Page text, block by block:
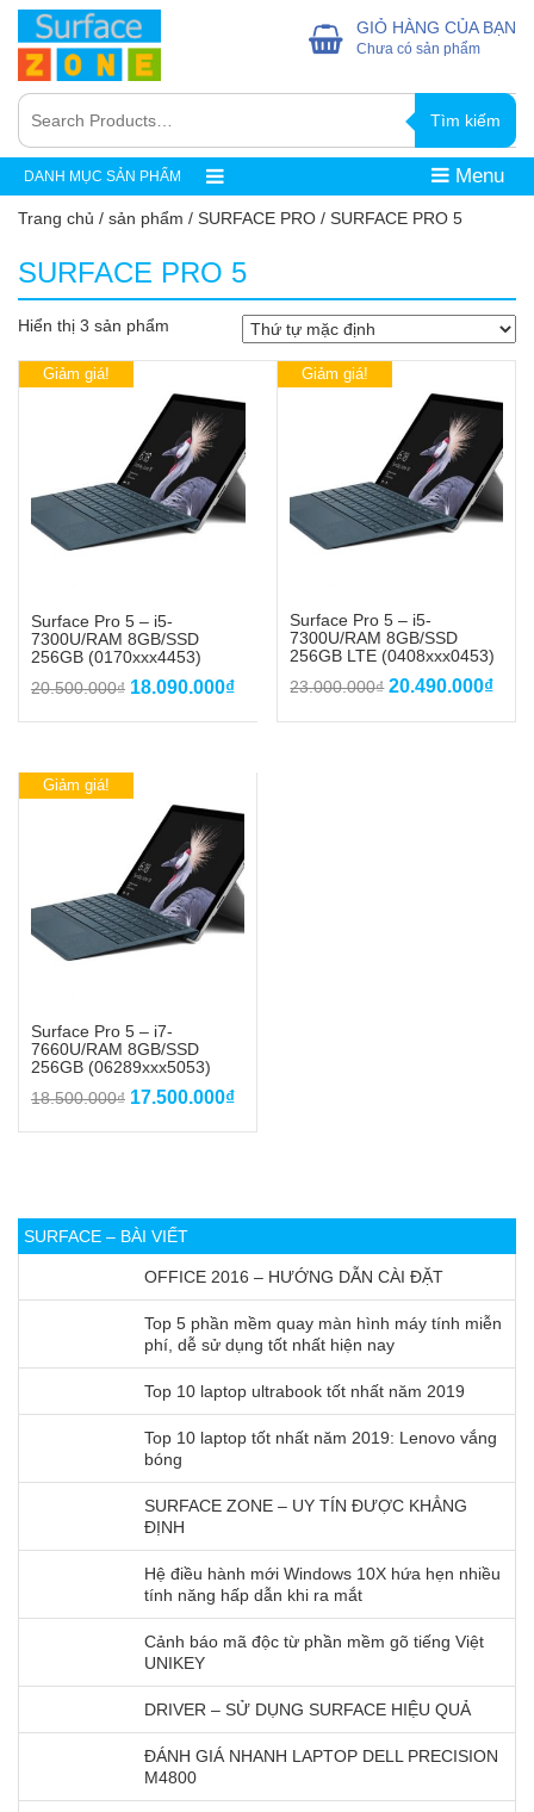
Tìm kiếm
GIỎ HÀNG CỦA BẠN
Chưa có sản phẩm
DANH MỤC SẢN PHẨM Menu
Trang chủ / sản phẩm / SURFACE PRO / SURFACE PRO 5
SURFACE PRO 5
Hiển thị 3 sản phẩm
Giảm giá!
Surface Pro 5 – i5-
7300U/RAM 8GB/SSD
256GB (0170xxx4453)
20.500.000₫ Giá
18.090.000₫Giá
Giảm giá!
Surface Pro 5 – i5-
7300U/RAM 8GB/SSD
256GB LTE (0408xxx0453)
23.000.000₫ Giá
20.490.000₫Giá
Giảm giá!
Surface Pro 5 – i7-
7660U/RAM 8GB/SSD
256GB (06289xxx5053)
18.500.000₫ Giá
17.500.000₫Giá
SURFACE – BÀI VIẾT
OFFICE 2016 – HƯỚNG DẪN CÀI ĐẶT
Top 5 phần mềm quay màn hình máy tính miễn
phí, dễ sử dụng tốt nhất hiện nay
Top 10 laptop ultrabook tốt nhất năm 2019
Top 10 laptop tốt nhất năm 2019: Lenovo vắng
bóng
SURFACE ZONE – UY TÍN ĐƯỢC KHẲNG
ĐỊNH
Hệ điều hành mới Windows 10X hứa hẹn nhiều
tính năng hấp dẫn khi ra mắt
Cảnh báo mã độc từ phần mềm gõ tiếng Việt
UNIKEY
DRIVER – SỬ DỤNG SURFACE HIỆU QUẢ
ĐÁNH GIÁ NHANH LAPTOP DELL PRECISION
M4800